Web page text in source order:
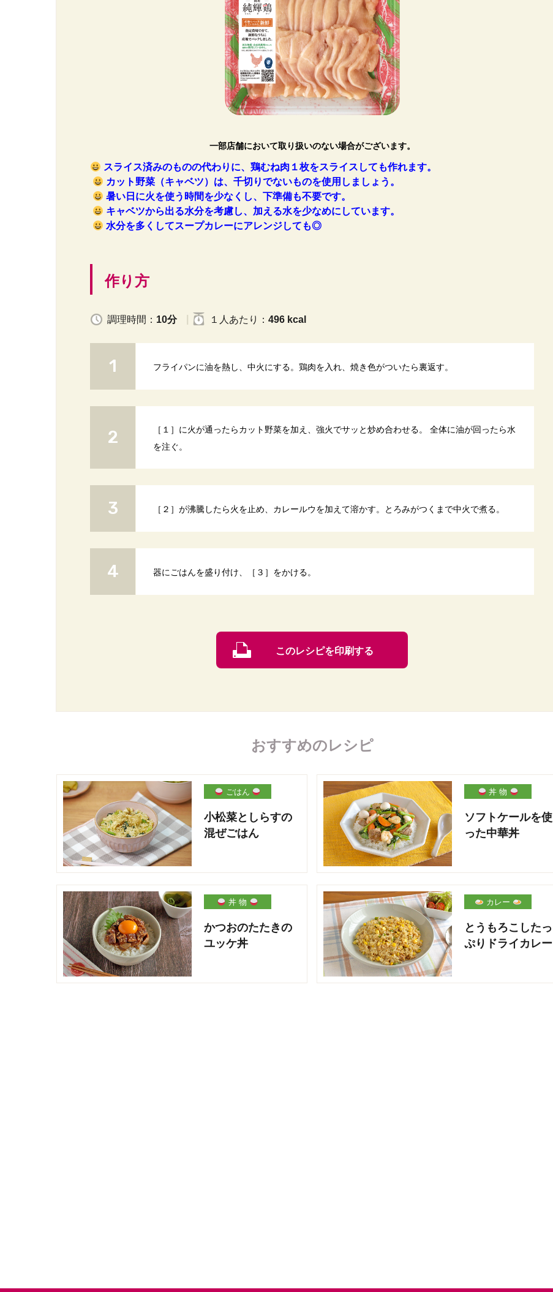
一部店舗において取り扱いのない場合がございます。
スライス済みのものの代わりに、鶏むね肉１枚をスライスしても作れます。
カット野菜（キャベツ）は、千切りでないものを使用しましょう。
暑い日に火を使う時間を少なくし、下準備も不要です。
キャベツから出る水分を考慮し、加える水を少なめにしています。
水分を多くしてスープカレーにアレンジしても◎
作り方
調理時間： 10分 １人 あたり ： 496 kcal
フライパンに油を熱し、中火にする。鶏肉を入れ、焼き色がついたら裏返す。
［１］に火が通ったらカット野菜を加え、強火でサッと炒め合わせる。 全体に油が回ったら水
を注ぐ。
［２］が沸騰したら火を止め、カレールウを加えて溶かす。とろみがつくまで中火で煮る。
器にごはんを盛り付け、［３］をかける。
このレシピを印刷する
おすすめのレシピ
ごはん
小松菜としらすの
混ぜごはん
丼 物
ソフトケールを使
った中華丼
丼 物
かつおのたたきの
ユッケ丼
カレー
とうもろこしたっ
ぷりドライカレー